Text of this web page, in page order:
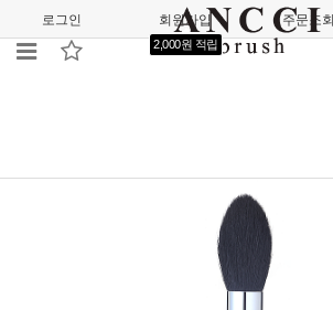
로그인 회원가입
2,000원 적립
주문조회